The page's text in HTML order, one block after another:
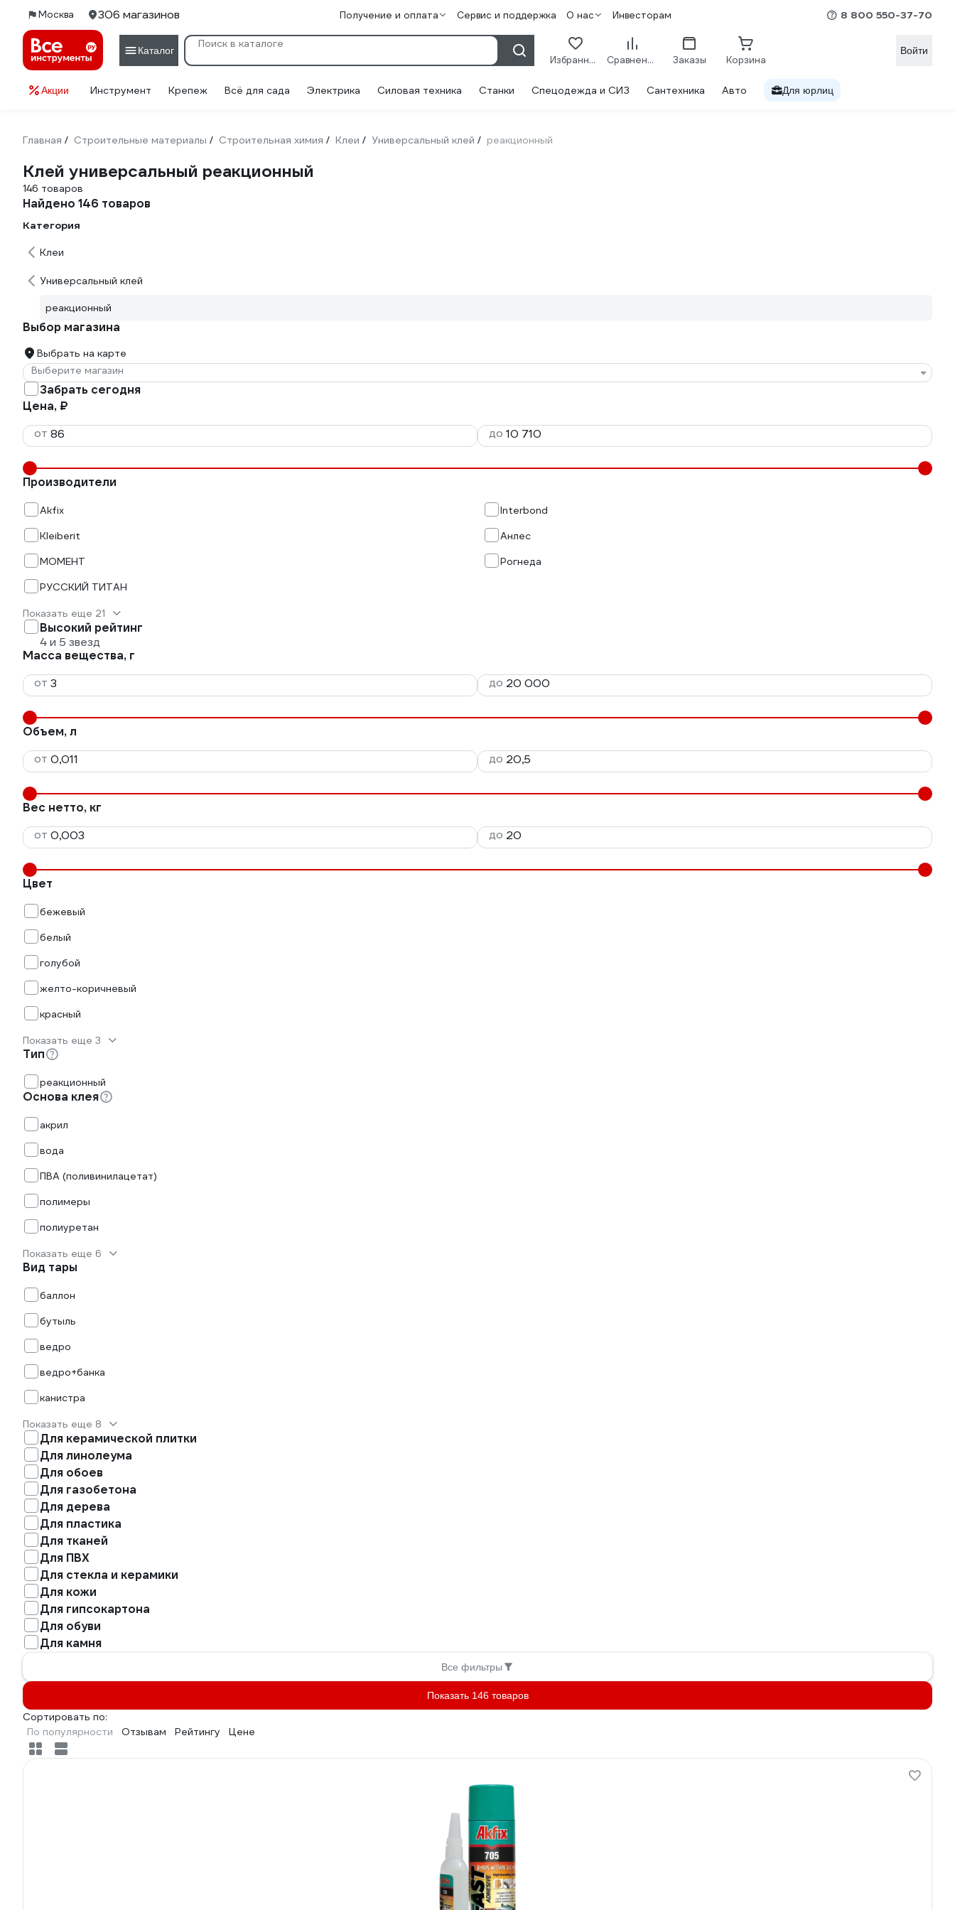
Москва 306 магазинов Получение и оплата Сервис и поддержка О нас Инвесторам 8 800 550-37-70
Каталог
Избранное Сравнение Заказы Корзина
Войти
Акции Инструмент Крепеж Всё для сада Электрика Силовая техника Станки Спецодежда и СИЗ Сантехника Авто Для юрлиц
Главная / Строительные материалы / Строительная химия / Клеи / Универсальный клей / реакционный
Клей универсальный реакционный
146 товаров
Найдено 146 товаров
Категория
Клеи
Универсальный клей
реакционный
Выбор магазина
Выбрать на карте
Выберите магазин
Забрать сегодня
Цена, ₽
от
до
Производители
Akfix
Interbond
Kleiberit
Анлес
МОМЕНТ
Рогнеда
РУССКИЙ ТИТАН
Показать еще 21
Высокий рейтинг
4 и 5 звезд
Масса вещества, г
от
до
Объем, л
от
до
Вес нетто, кг
от
до
Цвет
бежевый
белый
голубой
желто-коричневый
красный
Показать еще 3
Тип
реакционный
Основа клея
акрил
вода
ПВА (поливинилацетат)
полимеры
полиуретан
Показать еще 6
Вид тары
баллон
бутыль
ведро
ведро+банка
канистра
Показать еще 8
Для керамической плитки
Для линолеума
Для обоев
Для газобетона
Для дерева
Для пластика
Для тканей
Для ПВХ
Для стекла и керамики
Для кожи
Для гипсокартона
Для обуви
Для камня
Все фильтры
Показать 146 товаров
Сортировать по:
По популярности
Отзывам Рейтингу Цене